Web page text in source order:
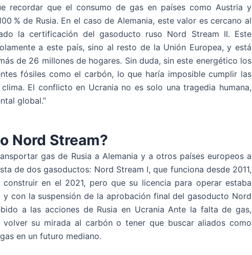
recordar que el consumo de gas en países como Austria y
% de Rusia. En el caso de Alemania, este valor es cercano al
la certificación del gasoducto ruso Nord Stream II. Este
a este país, sino al resto de la Unión Europea, y está
de 26 millones de hogares. Sin duda, sin este energético los
fósiles como el carbón, lo que haría imposible cumplir las
El conflicto en Ucrania no es solo una tragedia humana,
global.”
Nord Stream?
gas de Rusia a Alemania y a otros países europeos a
de dos gasoductos: Nord Stream I, que funciona desde 2011,
en el 2021, pero que su licencia para operar estaba
con la suspensión de la aprobación final del gasoducto Nord
a las acciones de Rusia en Ucrania Ante la falta de gas,
su mirada al carbón o tener que buscar aliados como
en un futuro mediano.